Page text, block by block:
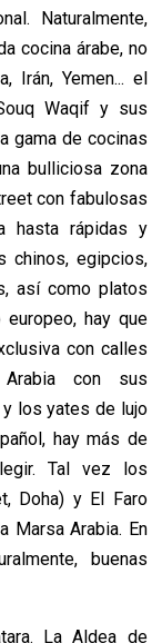
Naturalmente,
cocina árabe, no
Irán, Yemen... el
Waqif y sus
gama de cocinas
bulliciosa zona
con fabulosas
hasta rápidas y
chinos, egipcios,
así como platos
hay que
con calles
con sus
los yates de lujo
hay más de
Tal vez los
Doha) y El Faro
Marsa Arabia. En
buenas
La Aldea de